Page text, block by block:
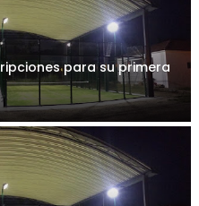
para su primera